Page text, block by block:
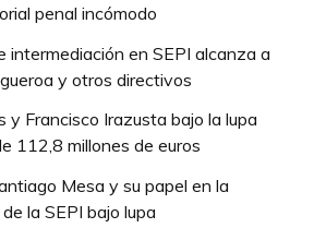
penal incómodo
intermediación en SEPI alcanza a
y otros directivos
y Francisco Irazusta bajo la lupa
112,8 millones de euros
Mesa y su papel en la
la SEPI bajo lupa